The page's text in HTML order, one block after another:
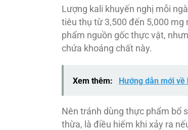
Lượng kali khuyến nghị mỗi
tiêu thụ từ 3,500 đến 5,000
phẩm nguồn gốc thực vật,
chứa khoáng chất này.
Xem thêm: Hướng dẫn mới về
Nên tránh dùng thực phẩm bổ
thừa, là điều hiếm khi xảy ra